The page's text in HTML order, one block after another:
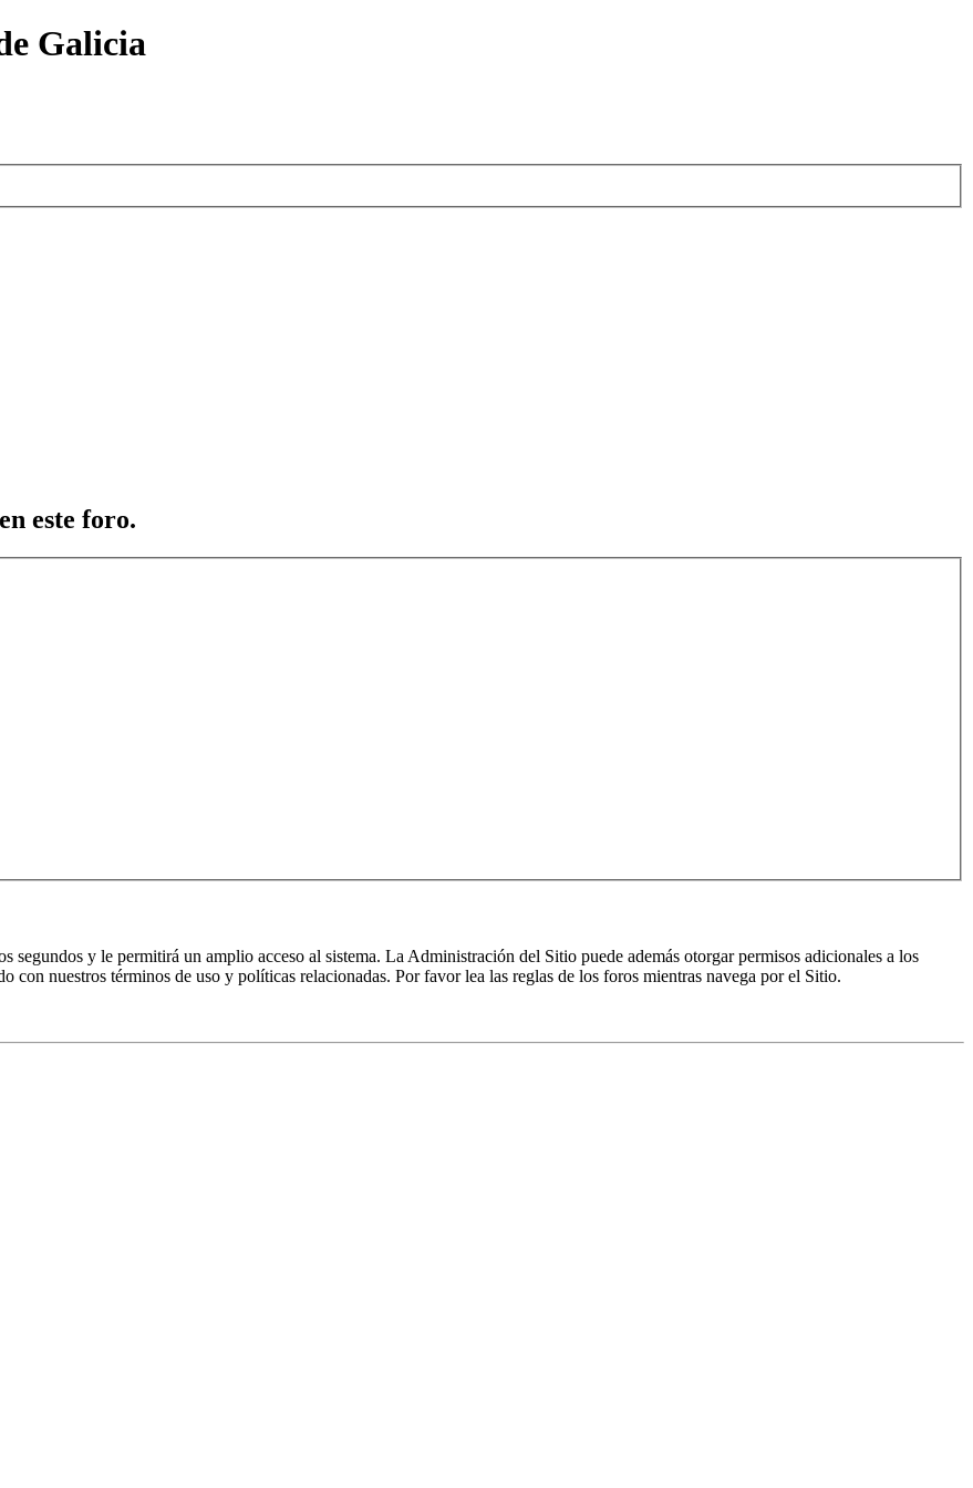
Galicia
este foro.
segundos y le permitirá un amplio acceso al sistema. La Administración del Sitio puede además otorgar permisos adicionales a los
con nuestros términos de uso y políticas relacionadas. Por favor lea las reglas de los foros mientras navega por el Sitio.